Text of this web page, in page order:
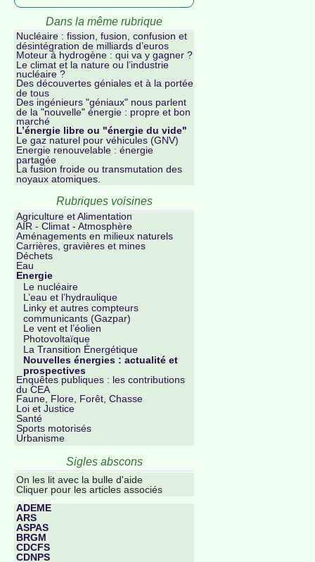
Dans la même rubrique
Nucléaire : fission, fusion, confusion et
désintégration de milliards d’euros
Moteur à hydrogène : qui va y gagner ?
Le climat et la nature ou l’industrie
nucléaire ?
Des découvertes géniales et à la portée
de tous
Des ingénieurs "géniaux" nous parlent
de la "nouvelle" énergie : propre et bon
marché
L’énergie libre ou "énergie du vide"
Le gaz naturel pour véhicules (GNV)
Energie renouvelable : énergie
partagée
La fusion froide ou transmutation des
noyaux atomiques.
Rubriques voisines
Agriculture et Alimentation
AIR - Climat - Atmosphère
Aménagements en milieux naturels
Carrières, gravières et mines
Déchets
Eau
Energie
Le nucléaire
L’eau et l’hydraulique
Linky et autres compteurs
communicants (Gazpar)
Le vent et l’éolien
Photovoltaïque
La Transition Énergétique
Nouvelles énergies : actualité et
prospectives
Enquêtes publiques : les contributions
du CEA
Faune, Flore, Forêt, Chasse
Loi et Justice
Santé
Sports motorisés
Urbanisme
Sigles abscons
On les lit avec la bulle d'aide
Cliquer pour les articles associés
ADEME
ARS
ASPAS
BRGM
CDCFS
CDNPS